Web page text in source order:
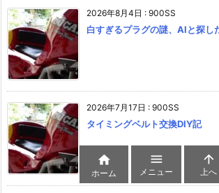
2026年8月4日 : 900SS
白すぎるプラグの謎、AIと探し
2026年7月17日 : 900SS
タイミングベルト交換DIY記

ホーム

メニュー

上へ